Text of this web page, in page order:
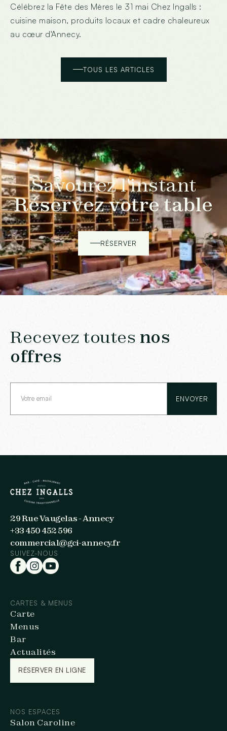
Célébrez la Fête des Mères le 31 mai Chez Ingalls :
cuisine maison, produits locaux et cadre chaleureux
au cœur d'Annecy.
TOUS LES ARTICLES
Savourez l'instant
Réservez votre table
RÉSERVER
Recevez toutes nos
offres
29 Rue Vaugelas - Annecy
+33 450 452 596
commercial@gci-annecy.fr
SUIVEZ-NOUS
CARTES & MENUS
Carte
Menus
Bar
Actualités
RÉSERVER EN LIGNE
NOS ESPACES
Salon Caroline